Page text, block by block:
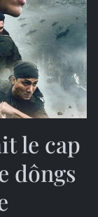
le cap
dôngs